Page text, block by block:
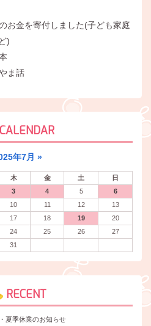
お金を寄付しました(子ども家庭
)
ま話
CALENDAR
年7月 »
木 金 土
日
3 4 5
6
10 11 12
13
17 18 19
20
24 25 26
27
31
RECENT
夏季休業のお知らせ